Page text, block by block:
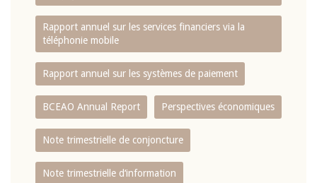
Rapport annuel sur les services financiers via la
téléphonie mobile
Rapport annuel sur les systèmes de paiement
BCEAO Annual Report Perspectives économiques
Note trimestrielle de conjoncture
Note trimestrielle d‘information